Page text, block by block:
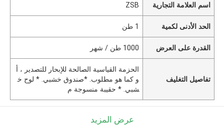
اسم العلامة التجارية ZSB
الحد الأدنى لكمية 1 طن
القدرة على العرض 1000 طن / شهر
تفاصيل التغليف
الحزمة القياسية الصالحة للإبحار للتصدير ، أ
و كما هو مطلوب. *صندوق خشبي. * لوح خ
شبي. * حقيبة منسوجة م
عرض المزيد